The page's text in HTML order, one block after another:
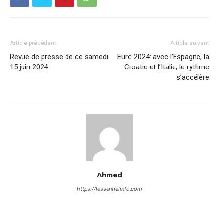
Article précédent
Revue de presse de ce samedi
15 juin 2024
Article suivant
Euro 2024: avec l’Espagne, la
Croatie et l’Italie, le rythme
s’accélère
Ahmed
https://lessentielinfo.com